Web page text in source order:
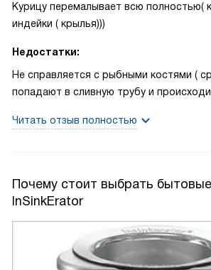
Курицу перемалывает всю полностью(
индейки ( крылья)))
Недостатки:
Не справляется с рыбными костями (
попадают в сливную трубу и
Читать отзыв полностью
Почему стоит выбрать
InSinkErator